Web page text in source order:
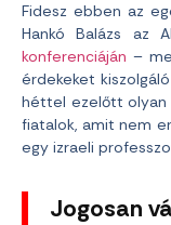
Fidesz ebben az
Hankó Balázs az
konferenciáján –
érdekeket
héttel ezelőtt olyan
fiatalok, amit nem
egy izraeli
Jogosan